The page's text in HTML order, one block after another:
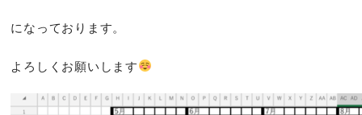
になっております。
よろしくお願いします